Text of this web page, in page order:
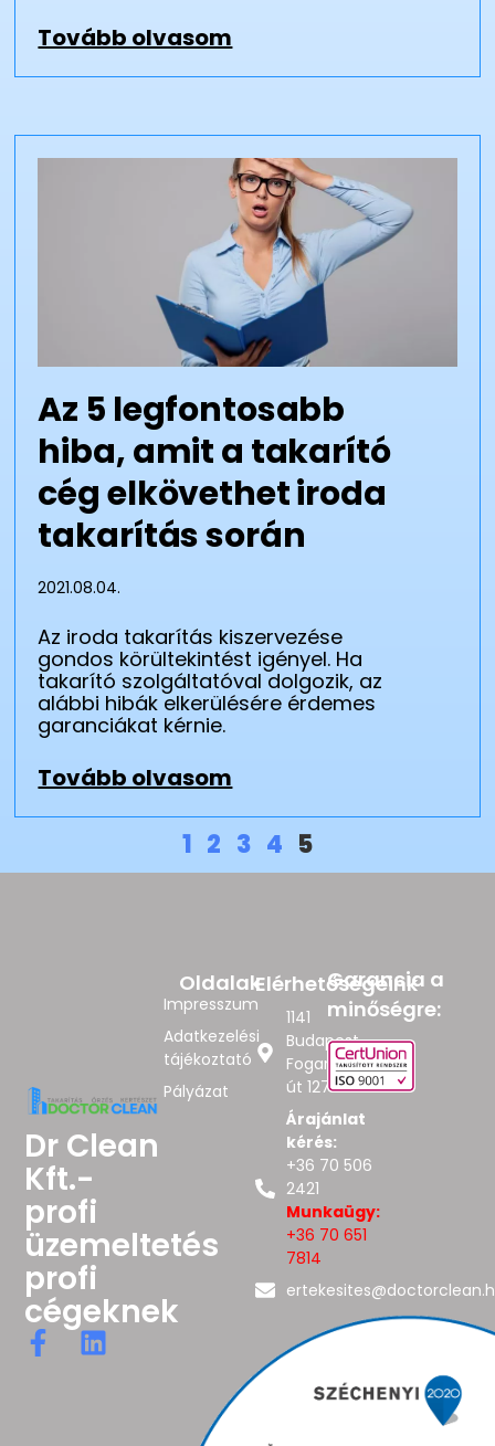
Tovább olvasom
Az 5 legfontosabb
hiba, amit a takarító
cég elkövethet iroda
takarítás során
2021.08.04.
Az iroda takarítás kiszervezése
gondos körültekintést igényel. Ha
takarító szolgáltatóval dolgozik, az
alábbi hibák elkerülésére érdemes
garanciákat kérnie.
Tovább olvasom
1 2 3 4 5
Dr Clean
Kft.-
profi
üzemeltetés
profi
cégeknek
Elérhetőségeink
1141
Budapest,
Fogarasi
út 127.
Árajánlat
kérés:
+36 70 506
2421
Munkaügy:
+36 70 651
7814
Oldalak
Impresszum
Adatkezelési
tájékoztató
Pályázat
Garancia a
minőségre: